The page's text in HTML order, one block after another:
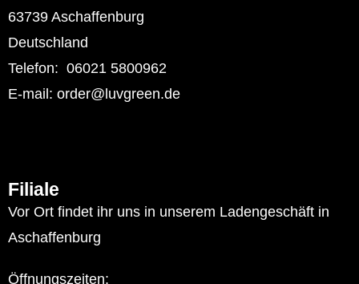
63739 Aschaffenburg
Deutschland
Telefon: 06021 5800962
E-mail: order@luvgreen.de
Filiale
Vor Ort findet ihr uns in unserem Ladengeschäft in
Aschaffenburg
Öffnungszeiten: